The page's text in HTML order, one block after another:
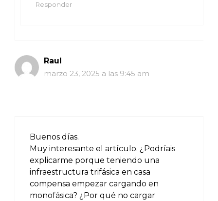
Responder
Raul
marzo 23, 2025 a las 9:45 am
Buenos días.
Muy interesante el artículo. ¿Podríais
explicarme porque teniendo una
infraestructura trifásica en casa
compensa empezar cargando en
monofásica? ¿Por qué no cargar